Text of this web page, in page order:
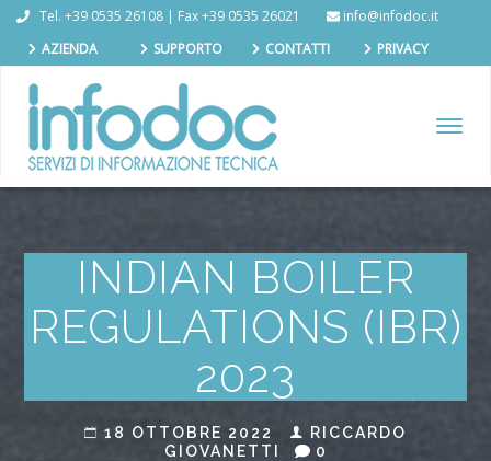
Tel. +39 0535 26108 | Fax +39 0535 26021
info@infodoc.it
AZIENDA
SUPPORTO CONTATTI PRIVACY
INDIAN BOILER
REGULATIONS (IBR)
2023
18 OTTOBRE 2022
RICCARDO
GIOVANETTI
0